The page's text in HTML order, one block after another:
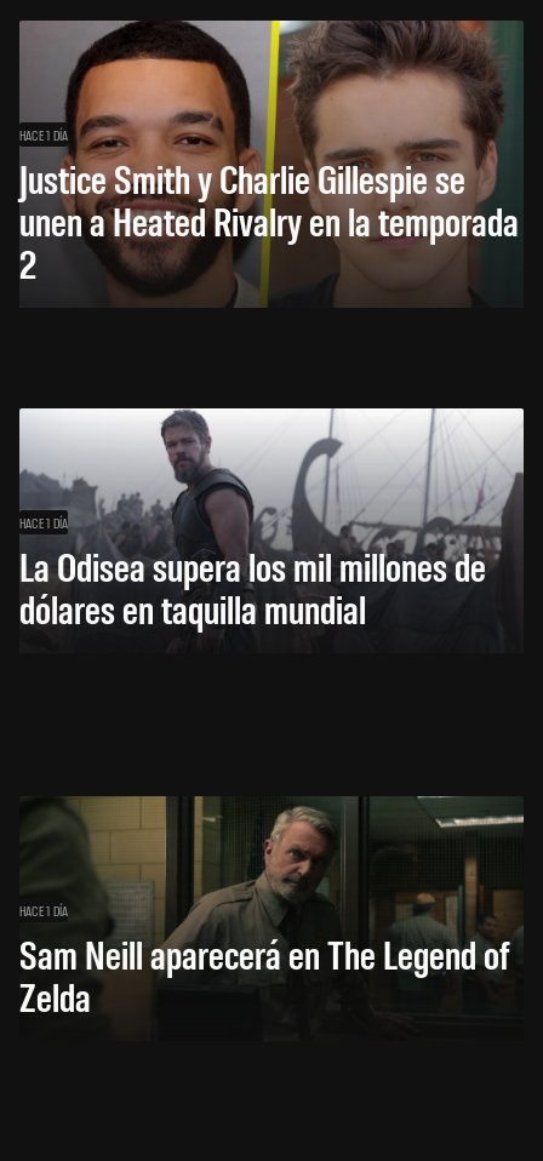
HACE 1 DÍA
Justice Smith y Charlie Gillespie se
unen a Heated Rivalry en la temporada
2
HACE 1 DÍA
La Odisea supera los mil millones de
dólares en taquilla mundial
HACE 1 DÍA
Sam Neill aparecerá en The Legend of
Zelda